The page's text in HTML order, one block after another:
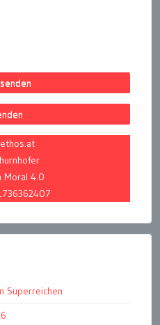
Moral 4.0
Superreichen